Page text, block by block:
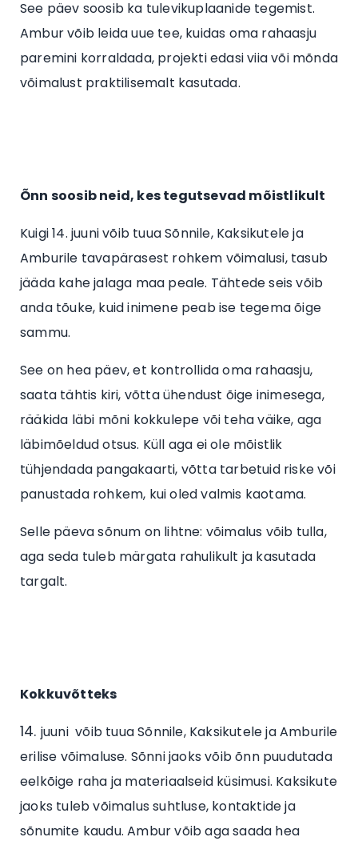
See päev soosib ka tulevikuplaanide tegemist.
Ambur võib leida uue tee, kuidas oma rahaasju
paremini korraldada, projekti edasi viia või mõnda
võimalust praktilisemalt kasutada.
Õnn soosib neid, kes tegutsevad mõistlikult
Kuigi 14. juuni võib tuua Sõnnile, Kaksikutele ja
Amburile tavapärasest rohkem võimalusi, tasub
jääda kahe jalaga maa peale. Tähtede seis võib
anda tõuke, kuid inimene peab ise tegema õige
sammu.
See on hea päev, et kontrollida oma rahaasju,
saata tähtis kiri, võtta ühendust õige inimesega,
rääkida läbi mõni kokkulepe või teha väike, aga
läbimõeldud otsus. Küll aga ei ole mõistlik
tühjendada pangakaarti, võtta tarbetuid riske või
panustada rohkem, kui oled valmis kaotama.
Selle päeva sõnum on lihtne: võimalus võib tulla,
aga seda tuleb märgata rahulikult ja kasutada
targalt.
Kokkuvõtteks
juuni võib tuua Sõnnile, Kaksikutele ja Amburile
erilise võimaluse. Sõnni jaoks võib õnn puudutada
eelkõige raha ja materiaalseid küsimusi. Kaksikute
jaoks tuleb võimalus suhtluse, kontaktide ja
sõnumite kaudu. Ambur võib aga saada hea